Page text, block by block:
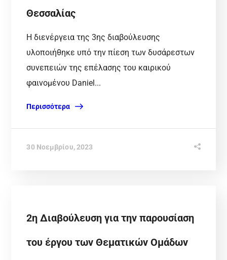
Θεσσαλίας
Η διενέργεια της 3ης διαβούλευσης
υλοποιήθηκε υπό την πίεση των δυσάρεστων
συνεπειών της επέλασης του καιρικού
φαινομένου Daniel...
Περισσότερα
30 Νοεμβρίου, 2023
2η Διαβούλευση για την παρουσίαση
του έργου των Θεματικών Ομάδων